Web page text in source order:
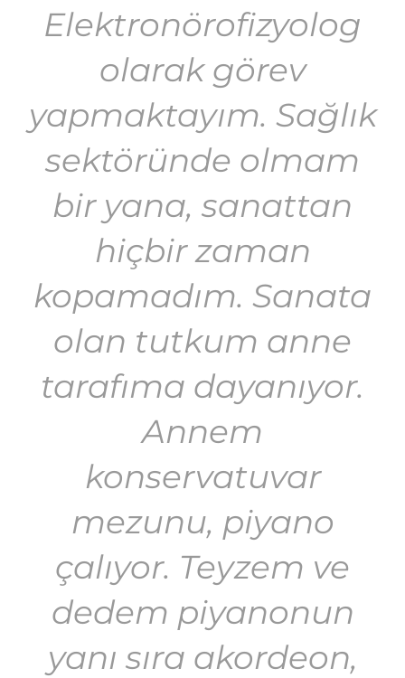
Elektronörofizyolog
olarak görev
yapmaktayım. Sağlık
sektöründe olmam
bir yana, sanattan
hiçbir zaman
kopamadım. Sanata
olan tutkum anne
tarafıma dayanıyor.
Annem
konservatuvar
mezunu, piyano
çalıyor. Teyzem ve
dedem piyanonun
yanı sıra akordeon,